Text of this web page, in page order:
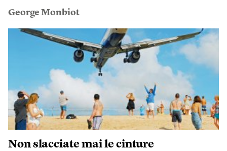
George Monbiot
Non slacciate mai le cinture